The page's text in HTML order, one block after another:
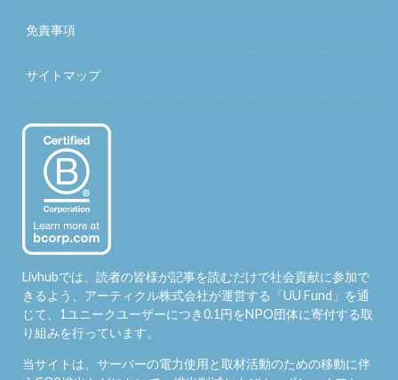
免責事項
サイトマップ
Livhubでは、読者の皆様が記事を読むだけで社会貢献に参加で
きるよう、アーティクル株式会社が運営する「UU Fund 」を通
じて、1ユニークユーザーにつき0.1円をNPO団体に寄付する取
り組みを行っています。
当サイトは、サーバーの電力使用と取材活動のための移動に伴